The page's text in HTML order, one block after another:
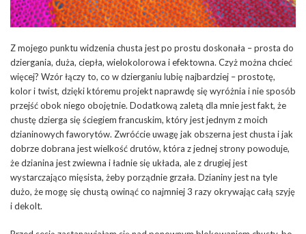
Z mojego punktu widzenia chusta jest po prostu doskonała – prosta do
dziergania, duża, ciepła, wielokolorowa i efektowna. Czyż można chcieć
więcej? Wzór łączy to, co w dzierganiu lubię najbardziej – prostotę,
kolor i twist, dzięki któremu projekt naprawdę się wyróżnia i nie sposób
przejść obok niego obojętnie. Dodatkową zaletą dla mnie jest fakt, że
chustę dzierga się ściegiem francuskim, który jest jednym z moich
dzianinowych faworytów. Zwróćcie uwagę jak obszerna jest chusta i jak
dobrze dobrana jest wielkość drutów, która z jednej strony powoduje,
że dzianina jest zwiewna i ładnie się układa, ale z drugiej jest
wystarczająco mięsista, żeby porządnie grzała. Dzianiny jest na tyle
dużo, że mogę się chustą owinąć co najmniej 3 razy okrywając całą szyję
i dekolt.